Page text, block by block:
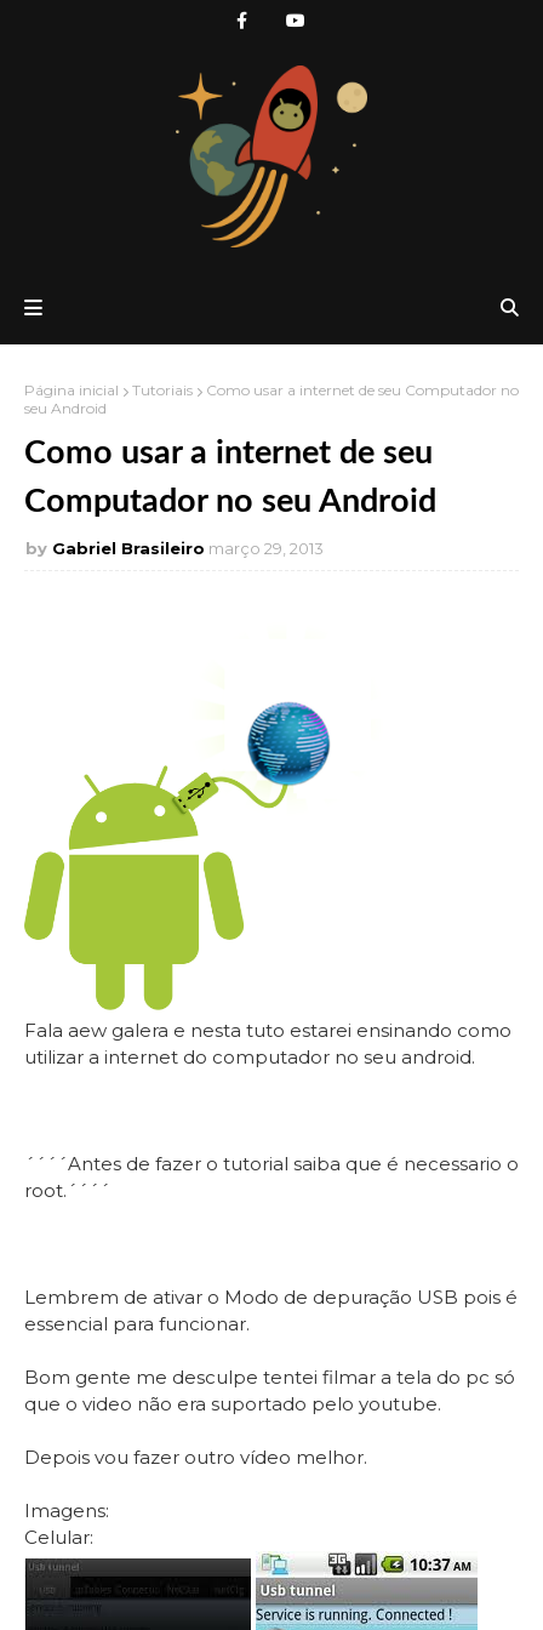
Página inicial Tutoriais
Como usar a internet de seu Computador no
seu Android
Como usar a internet de seu
Computador no seu Android
Gabriel Brasileiro março 29, 2013
Fala aew galera e nesta tuto estarei ensinando como
utilizar a internet do computador no seu android.
´´´´Antes de fazer o tutorial saiba que é necessario o
root.´´´´
Lembrem de ativar o Modo de depuração USB pois é
essencial para funcionar.
Bom gente me desculpe tentei filmar a tela do pc só
que o video não era suportado pelo youtube.
Depois vou fazer outro vídeo melhor.
Imagens:
Celular: